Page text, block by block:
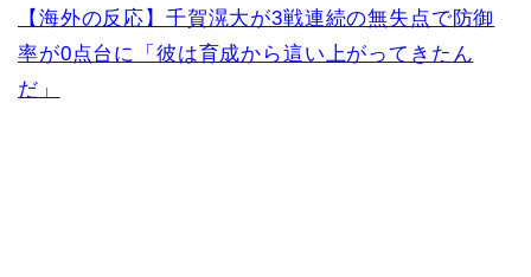
【海外の反応】千賀滉大が3戦連続の無失点で防御
率が0点台に「彼は育成から這い上がってきたん
だ」